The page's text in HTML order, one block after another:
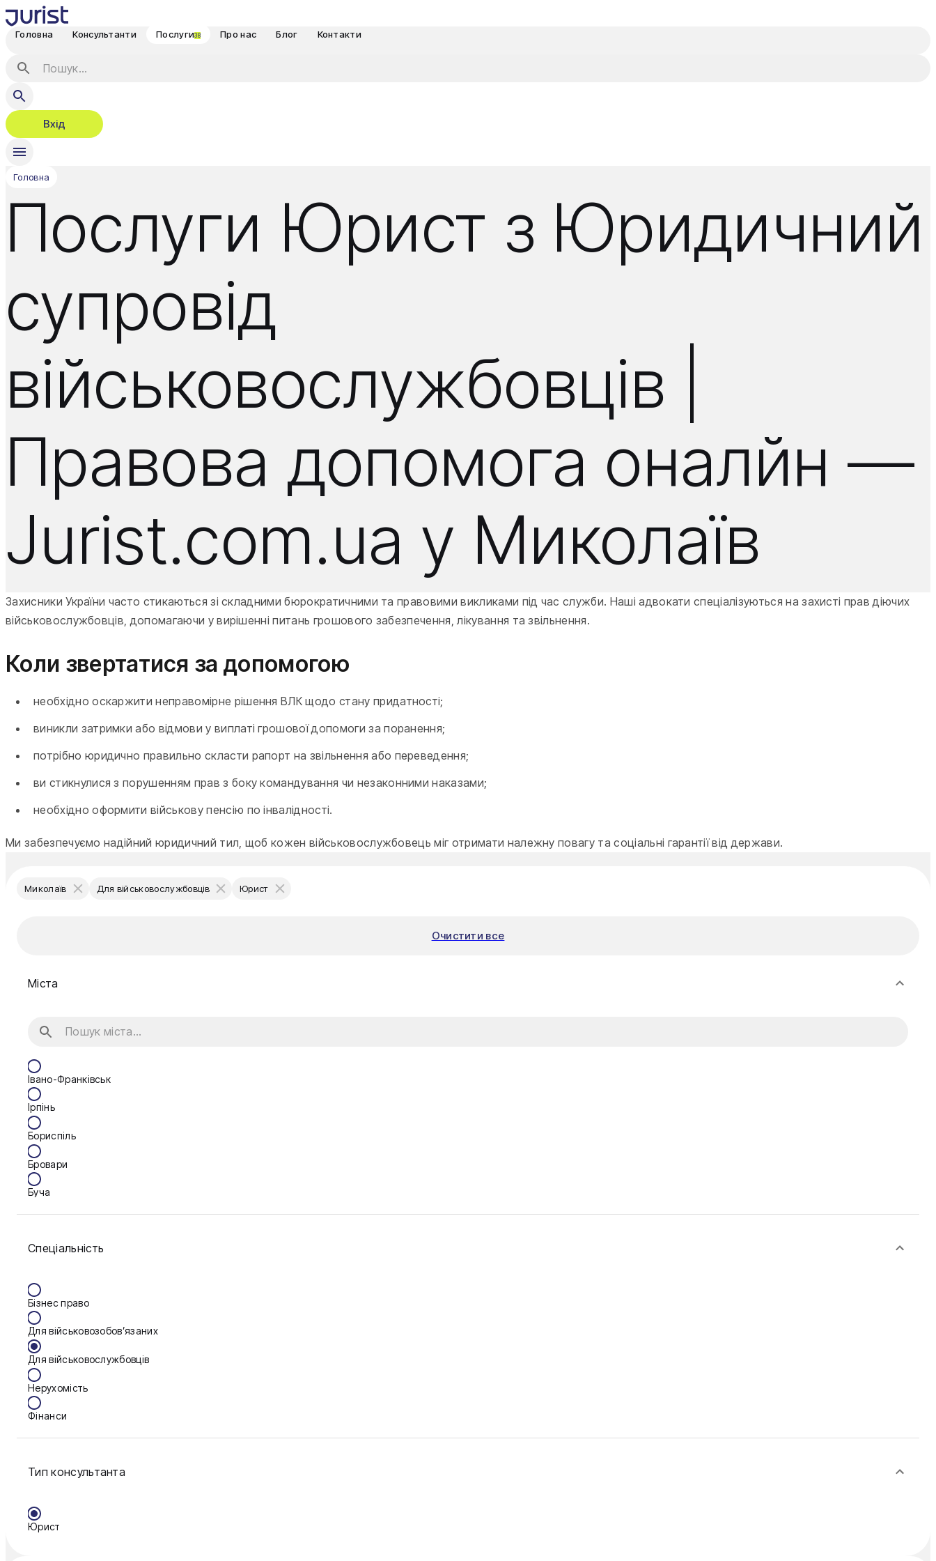
Головна Консультанти Послуги38 Про нас Блог Контакти
Вхід
Головна
Послуги Юрист з Юридичний
супровід
військовослужбовців |
Правова допомога оналйн —
Jurist.com.ua у Миколаїв
Захисники України часто стикаються зі складними бюрократичними та правовими викликами під час служби. Наші адвокати спеціалізуються на захисті прав діючих
військовослужбовців, допомагаючи у вирішенні питань грошового забезпечення, лікування та звільнення.
Коли звертатися за допомогою
необхідно оскаржити неправомірне рішення ВЛК щодо стану придатності;
виникли затримки або відмови у виплаті грошової допомоги за поранення;
потрібно юридично правильно скласти рапорт на звільнення або переведення;
ви стикнулися з порушенням прав з боку командування чи незаконними наказами;
необхідно оформити військову пенсію по інвалідності.
Ми забезпечуємо надійний юридичний тил, щоб кожен військовослужбовець міг отримати належну повагу та соціальні гарантії від держави.
Миколаїв Для військовослужбовців Юрист
Очистити все
Міста
Івано-Франківськ
Ірпінь
Бориспіль
Бровари
Буча
Васильків
Дніпро
Калуш
Кам'янське
Ковель
Конотоп
Кропивницький
Полтава
Спеціальність
Бізнес право
Для військовозобов’язаних
Для військовослужбовців
Нерухомість
Фінанси
Тип консультанта
Юрист